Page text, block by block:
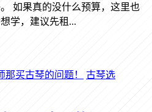
如果真的没什么预算，这里也
学，建议先租...
古琴选